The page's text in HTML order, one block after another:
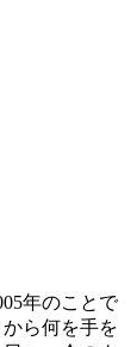
年のことで
ら何を手を